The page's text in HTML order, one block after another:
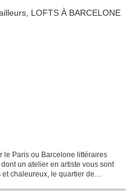
le Paris ou Barcelone littéraires
un atelier en artiste vous sont
chaleureux, le quartier de